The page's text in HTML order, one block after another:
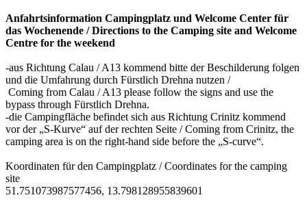
Anfahrtsinformation Campingplatz und Welcome Center für
das Wochenende / Directions to the Camping site and Welcome
Centre for the weekend
-aus Richtung Calau / A13 kommend bitte der Beschilderung folgen
und die Umfahrung durch Fürstlich Drehna nutzen /
Coming from Calau / A13 please follow the signs and use the
bypass through Fürstlich Drehna.
-die Campingfläche befindet sich aus Richtung Crinitz kommend
vor der „S-Kurve“ auf der rechten Seite / Coming from Crinitz, the
camping area is on the right-hand side before the „S-curve“.
Koordinaten für den Campingplatz / Coordinates for the camping
site
51.751073987577456, 13.798128955839601